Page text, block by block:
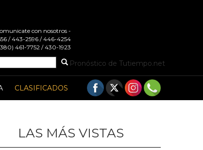
con nosotros -
/ 443-2596 / 446-4254
461-7752 / 430-1923
Pronóstico de Tutiempo.net
CLASIFICADOS
LAS MÁS VISTAS